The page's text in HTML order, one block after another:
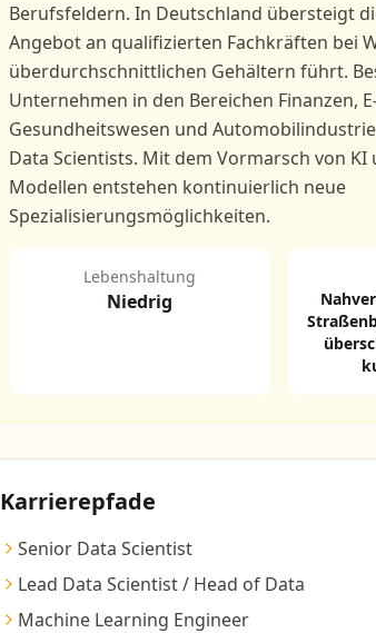
Berufsfeldern. In Deutschland übersteigt
Angebot an qualifizierten Fachkräften bei
überdurchschnittlichen Gehältern führt.
Unternehmen in den Bereichen Finanzen,
Gesundheitswesen und
Data Scientists. Mit dem Vormarsch von
Modellen entstehen kontinuierlich neue
Spezialisierungsmöglichkeiten.
Lebenshaltung
Niedrig
Karrierepfade
Senior Data Scientist
Lead Data Scientist / Head of Data
Machine Learning Engineer